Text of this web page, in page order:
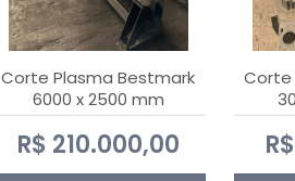
Corte Plasma Bestmark
6000 x 2500 mm
Hypertherm MaxPro 200
R$ 210.000,00
Corte